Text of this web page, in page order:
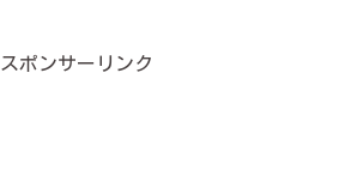
スポンサーリンク